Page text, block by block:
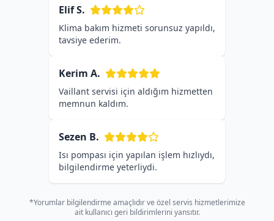
Elif S.
Klima bakım hizmeti sorunsuz yapıldı,
tavsiye ederim.
Kerim A.
Vaillant servisi için aldığım hizmetten
memnun kaldım.
Sezen B.
Isı pompası için yapılan işlem hızlıydı,
bilgilendirme yeterliydi.
*Yorumlar bilgilendirme amaçlıdır ve özel servis hizmetlerimize
ait kullanıcı geri bildirimlerini yansıtır.